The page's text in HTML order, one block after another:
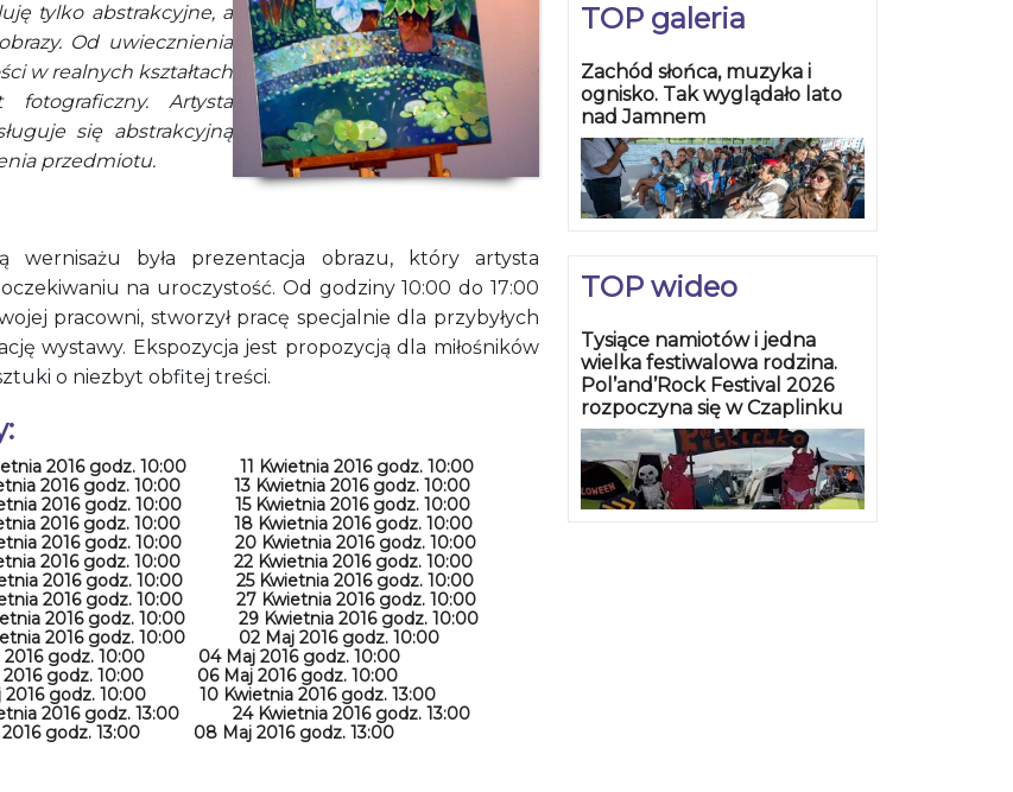
tylko abstrakcyjne, a
Od uwiecznienia
w realnych kształtach
fotograficzny. Artysta
się abstrakcyjną
przedmiotu.
wernisażu była prezentacja obrazu, który artysta
na uroczystość. Od godziny 10:00 do 17:00
pracowni, stworzył pracę specjalnie dla przybyłych
wystawy. Ekspozycja jest propozycją dla miłośników
o niezbyt obfitej treści.
2016 godz. 10:00
11 Kwietnia 2016 godz. 10:00
2016 godz. 10:00
13 Kwietnia 2016 godz. 10:00
2016 godz. 10:00
15 Kwietnia 2016 godz. 10:00
2016 godz. 10:00
18 Kwietnia 2016 godz. 10:00
2016 godz. 10:00
20 Kwietnia 2016 godz. 10:00
2016 godz. 10:00
22 Kwietnia 2016 godz. 10:00
2016 godz. 10:00
25 Kwietnia 2016 godz. 10:00
2016 godz. 10:00
27 Kwietnia 2016 godz. 10:00
2016 godz. 10:00
29 Kwietnia 2016 godz. 10:00
2016 godz. 10:00
02 Maj 2016 godz. 10:00
2016 godz. 10:00
04 Maj 2016 godz. 10:00
godz. 10:00
06 Maj 2016 godz. 10:00
2016 godz. 10:00
10 Kwietnia 2016 godz. 13:00
2016 godz. 13:00
24 Kwietnia 2016 godz. 13:00
godz. 13:00
08 Maj 2016 godz. 13:00
TOP galeria
Zachód słońca, muzyka i
ognisko. Tak wyglądało lato
nad Jamnem
TOP wideo
Tysiące namiotów i jedna
wielka festiwalowa rodzina.
Pol’and’Rock Festival 2026
rozpoczyna się w Czaplinku